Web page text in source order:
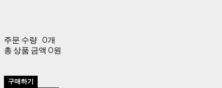
주문 수량 0개
총 상품 금액 0원
구매하기